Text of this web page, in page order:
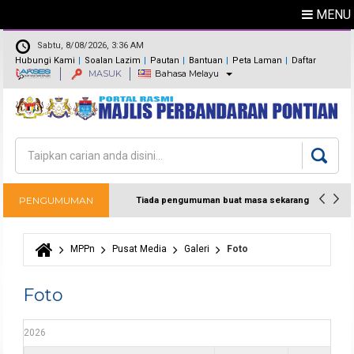
MENU
Sabtu, 8/08/2026, 3:36 AM
Hubungi Kami
Direktori
Soalan Lazim Pautan Bantuan Peta Laman Daftar
MASUK Bahasa Melayu
Borang carian
PENGUMUMAN Tiada pengumuman buat masa sekarang
Anda di sini
MPPn Pusat Media Galeri Foto
Foto
2026